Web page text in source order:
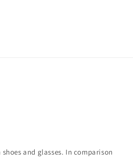
shoes and glasses. In comparison